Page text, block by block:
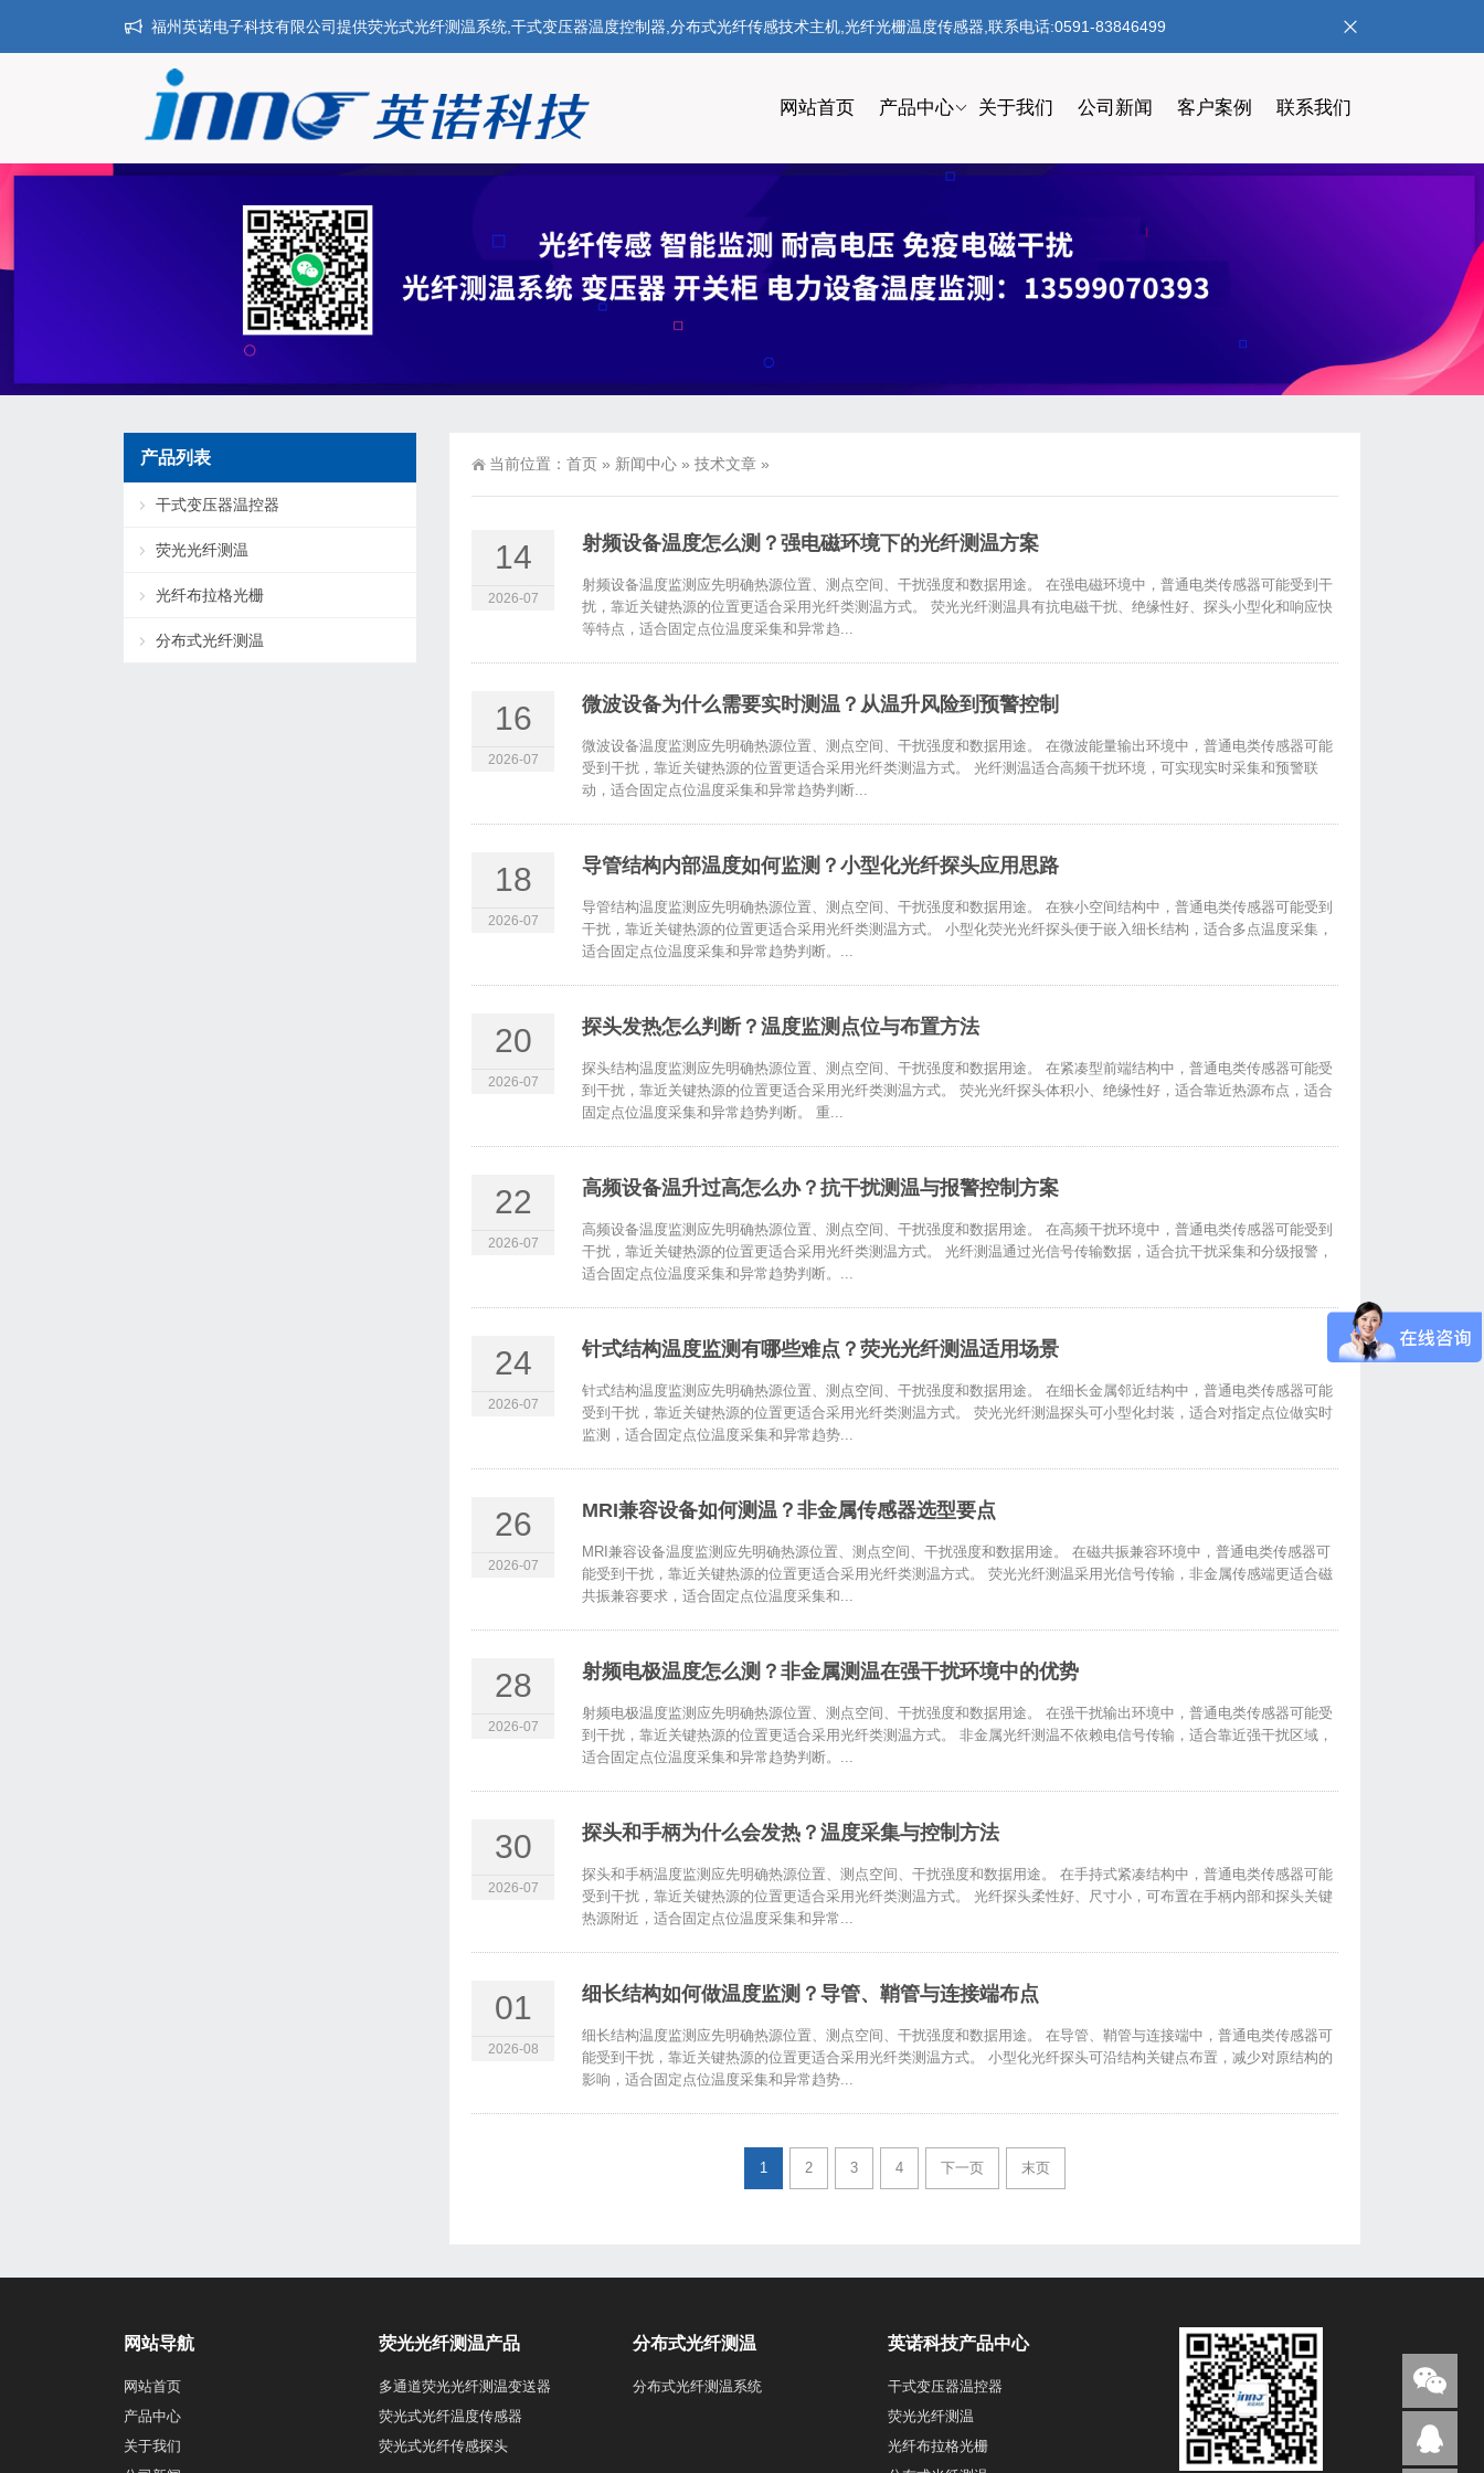
福州英诺电子科技有限公司提供荧光式光纤测温系统,干式变压器温度控制器,分布式光纤传感技术主机,光纤光栅温度传感器,联系电话:0591-83846499
网站首页 产品中心 关于我们 公司新闻 客户案例 联系我们
当前位置： 首页 » 新闻中心 » 技术文章 »
14
2026-07
射频设备温度怎么测？强电磁环境下的光纤测温方案
射频设备温度监测应先明确热源位置、测点空间、干扰强度和数据用途。 在强电磁环境中，普通电类传感器可能受到干
扰，靠近关键热源的位置更适合采用光纤类测温方式。 荧光光纤测温具有抗电磁干扰、绝缘性好、探头小型化和响应快
等特点，适合固定点位温度采集和异常趋...
16
2026-07
微波设备为什么需要实时测温？从温升风险到预警控制
微波设备温度监测应先明确热源位置、测点空间、干扰强度和数据用途。 在微波能量输出环境中，普通电类传感器可能
受到干扰，靠近关键热源的位置更适合采用光纤类测温方式。 光纤测温适合高频干扰环境，可实现实时采集和预警联
动，适合固定点位温度采集和异常趋势判断...
18
2026-07
导管结构内部温度如何监测？小型化光纤探头应用思路
导管结构温度监测应先明确热源位置、测点空间、干扰强度和数据用途。 在狭小空间结构中，普通电类传感器可能受到
干扰，靠近关键热源的位置更适合采用光纤类测温方式。 小型化荧光光纤探头便于嵌入细长结构，适合多点温度采集，
适合固定点位温度采集和异常趋势判断。...
20
2026-07
探头发热怎么判断？温度监测点位与布置方法
探头结构温度监测应先明确热源位置、测点空间、干扰强度和数据用途。 在紧凑型前端结构中，普通电类传感器可能受
到干扰，靠近关键热源的位置更适合采用光纤类测温方式。 荧光光纤探头体积小、绝缘性好，适合靠近热源布点，适合
固定点位温度采集和异常趋势判断。 重...
22
2026-07
高频设备温升过高怎么办？抗干扰测温与报警控制方案
高频设备温度监测应先明确热源位置、测点空间、干扰强度和数据用途。 在高频干扰环境中，普通电类传感器可能受到
干扰，靠近关键热源的位置更适合采用光纤类测温方式。 光纤测温通过光信号传输数据，适合抗干扰采集和分级报警，
适合固定点位温度采集和异常趋势判断。...
24
2026-07
针式结构温度监测有哪些难点？荧光光纤测温适用场景
针式结构温度监测应先明确热源位置、测点空间、干扰强度和数据用途。 在细长金属邻近结构中，普通电类传感器可能
受到干扰，靠近关键热源的位置更适合采用光纤类测温方式。 荧光光纤测温探头可小型化封装，适合对指定点位做实时
监测，适合固定点位温度采集和异常趋势...
26
2026-07
MRI兼容设备如何测温？非金属传感器选型要点
MRI兼容设备温度监测应先明确热源位置、测点空间、干扰强度和数据用途。 在磁共振兼容环境中，普通电类传感器可
能受到干扰，靠近关键热源的位置更适合采用光纤类测温方式。 荧光光纤测温采用光信号传输，非金属传感端更适合磁
共振兼容要求，适合固定点位温度采集和...
28
2026-07
射频电极温度怎么测？非金属测温在强干扰环境中的优势
射频电极温度监测应先明确热源位置、测点空间、干扰强度和数据用途。 在强干扰输出环境中，普通电类传感器可能受
到干扰，靠近关键热源的位置更适合采用光纤类测温方式。 非金属光纤测温不依赖电信号传输，适合靠近强干扰区域，
适合固定点位温度采集和异常趋势判断。...
30
2026-07
探头和手柄为什么会发热？温度采集与控制方法
探头和手柄温度监测应先明确热源位置、测点空间、干扰强度和数据用途。 在手持式紧凑结构中，普通电类传感器可能
受到干扰，靠近关键热源的位置更适合采用光纤类测温方式。 光纤探头柔性好、尺寸小，可布置在手柄内部和探头关键
热源附近，适合固定点位温度采集和异常...
01
2026-08
细长结构如何做温度监测？导管、鞘管与连接端布点
细长结构温度监测应先明确热源位置、测点空间、干扰强度和数据用途。 在导管、鞘管与连接端中，普通电类传感器可
能受到干扰，靠近关键热源的位置更适合采用光纤类测温方式。 小型化光纤探头可沿结构关键点布置，减少对原结构的
影响，适合固定点位温度采集和异常趋势...
1 2 3 4 下一页 末页
产品列表
干式变压器温控器
荧光光纤测温
光纤布拉格光栅
分布式光纤测温
网站导航
网站首页
产品中心
关于我们
荧光光纤测温产品
多通道荧光光纤测温变送器
荧光式光纤温度传感器
荧光式光纤传感探头
分布式光纤测温
分布式光纤测温系统
英诺科技产品中心
干式变压器温控器
荧光光纤测温
光纤布拉格光栅